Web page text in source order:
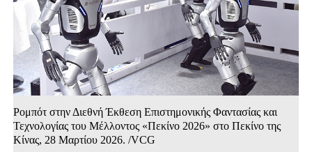
Ρομπότ στην Διεθνή Έκθεση Επιστημονικής Φαντασίας και
Τεχνολογίας του Μέλλοντος «Πεκίνο 2026» στο Πεκίνο της
Κίνας, 28 Μαρτίου 2026. /VCG